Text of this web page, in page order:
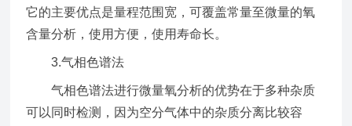
它的主要优点是量程范围宽，可覆盖常量至微量的氧
含量分析，使用方便，使用寿命长。
3.气相色谱法
气相色谱法进行微量氧分析的优势在于多种杂质
可以同时检测，因为空分气体中的杂质分离比较容